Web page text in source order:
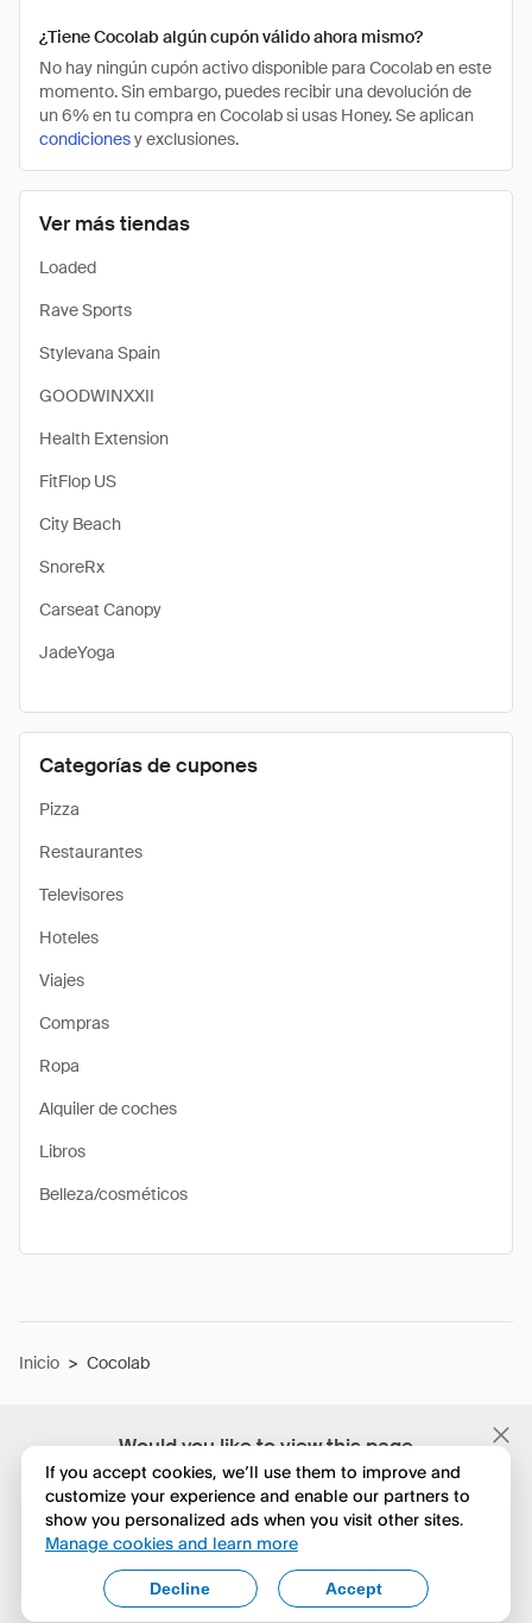
Would you like to view this page
in English?
No, seguir navegando
Yes, change to English
Ver más tiendas
Loaded
Rave Sports
Stylevana Spain
GOODWINXXII
Health Extension
FitFlop US
City Beach
SnoreRx
Carseat Canopy
JadeYoga
Categorías de cupones
Pizza
Restaurantes
Televisores
Hoteles
Viajes
Compras
Ropa
Alquiler de coches
Libros
Belleza/cosméticos
¿Tiene Cocolab algún cupón válido ahora mismo?
No hay ningún cupón activo disponible para Cocolab en este
momento. Sin embargo, puedes recibir una devolución de
un 6% en tu compra en Cocolab si usas Honey. Se aplican
condicionesy exclusiones.
Inicio > Cocolab
If you accept cookies, we’ll use them to improve and
customize your experience and enable our partners to
show you personalized ads when you visit other sites.
Manage cookies and learn more
Accept
Decline